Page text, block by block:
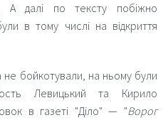
А далі по тексту побіжно
в тому числі на відкриття
не бойкотували, на ньому були
Левицький та Кирило
в газеті "Діло" — "Ворог